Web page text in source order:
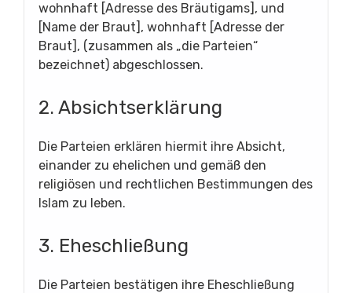
wohnhaft [Adresse des Bräutigams], und
[Name der Braut], wohnhaft [Adresse der
Braut], (zusammen als „die Parteien“
bezeichnet) abgeschlossen.
2. Absichtserklärung
Die Parteien erklären hiermit ihre Absicht,
einander zu ehelichen und gemäß den
religiösen und rechtlichen Bestimmungen des
Islam zu leben.
3. Eheschließung
Die Parteien bestätigen ihre Eheschließung